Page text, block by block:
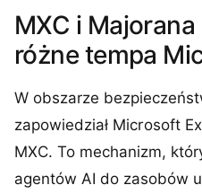
MXC i
różne tempa
W obszarze
zapowiedział Microsoft
MXC. To mechanizm,
agentów AI do zasobów